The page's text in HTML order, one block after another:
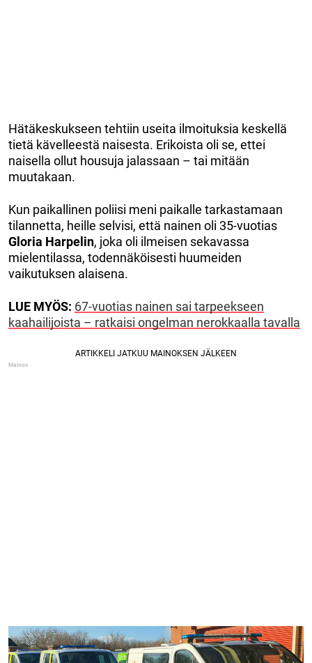
Hätäkeskukseen tehtiin useita ilmoituksia keskellä
tietä kävelleestä naisesta. Erikoista oli se, ettei
naisella ollut housuja jalassaan – tai mitään
muutakaan.
Kun paikallinen poliisi meni paikalle tarkastamaan
tilannetta, heille selvisi, että nainen oli 35-vuotias
Gloria Harpelin, joka oli ilmeisen sekavassa
mielentilassa, todennäköisesti huumeiden
vaikutuksen alaisena.
LUE MYÖS: 67-vuotias nainen sai tarpeekseen
kaahailijoista – ratkaisi ongelman nerokkaalla tavalla